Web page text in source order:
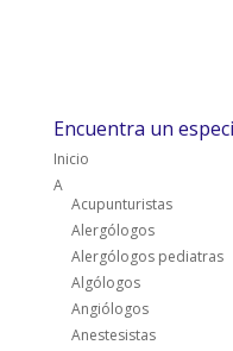
Encuentra un
Inicio
A
Acupunturistas
Alergólogos
Alergólogos pediatras
Algólogos
Angiólogos
Anestesistas